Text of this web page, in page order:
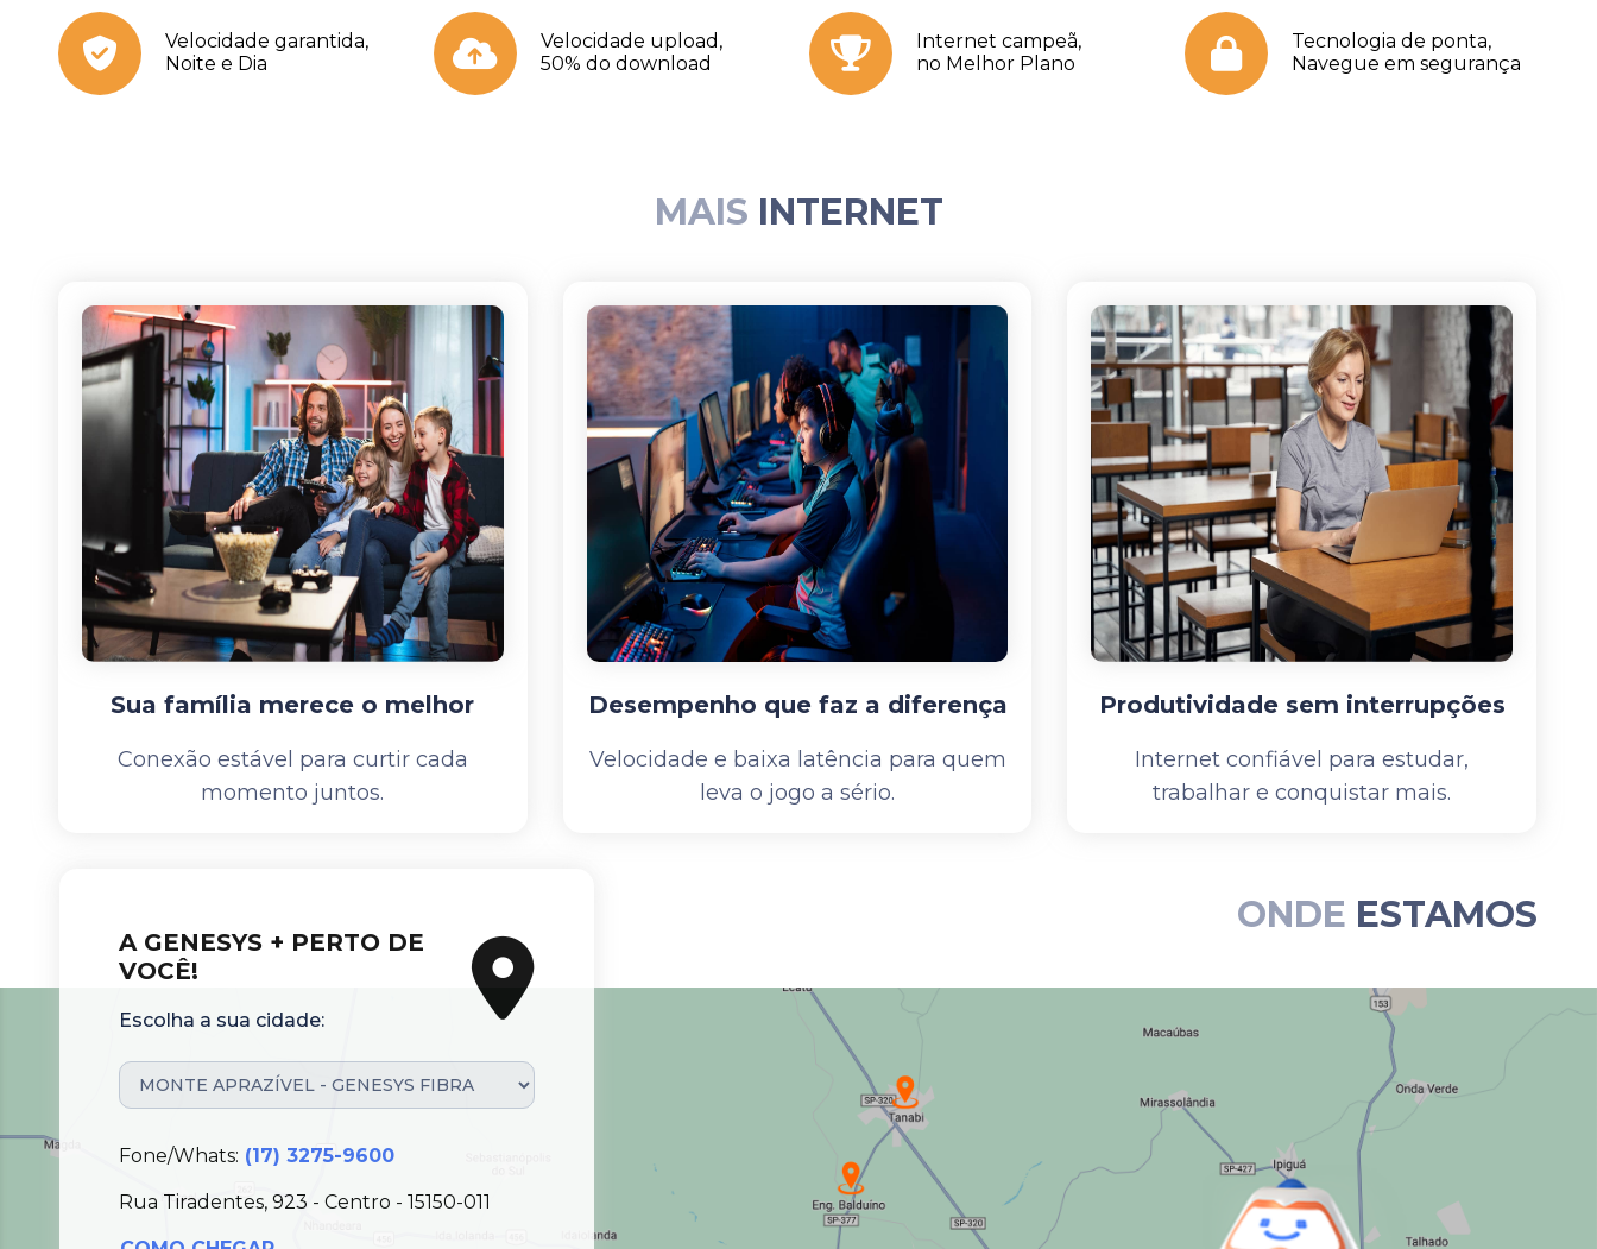
Velocidade garantida,
Noite e Dia
Velocidade upload,
50% do download
Internet campeã,
no Melhor Plano
Tecnologia de ponta,
Navegue em segurança
MAIS INTERNET
Sua família merece o melhor
Conexão estável para curtir cada
momento juntos.
Desempenho que faz a diferença
Velocidade e baixa latência para quem
leva o jogo a sério.
Produtividade sem interrupções
Internet confiável para estudar,
trabalhar e conquistar mais.
ONDE ESTAMOS
A GENESYS + PERTO DE
VOCÊ!
Escolha a sua cidade:
Fone/Whats: (17) 3275-9600
Rua Tiradentes, 923 - Centro - 15150-011